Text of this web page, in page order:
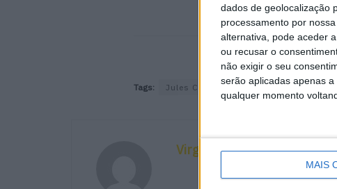
dados de geolocalização
processamento por
alternativa, pode aceder
ou recusar o
não exigir o seu
serão aplicadas apenas
qualquer momento
MAIS
Tags: Jules Cluzel Mundial de Supersport
Virgílio Machado